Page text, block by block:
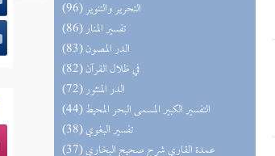
(96) التحرير والتنوير
(86) تفسير المنار
(83) الدر المصون
(82) في ظلال القرآن
(72) الدر المنثور
(44) التفسير الكبير المسمى البحر المحيط
(38) تفسير البغوي
(37) عمدة القاري شرح صحيح البخاري